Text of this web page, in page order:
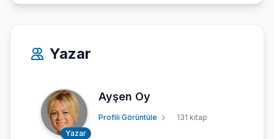
Yazar
Yazar
Ayşen Oy
Profili Görüntüle 131 kitap